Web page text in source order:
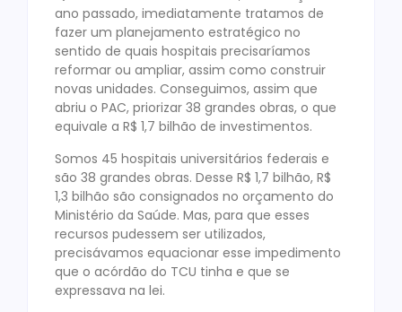
ano passado, imediatamente tratamos de
fazer um planejamento estratégico no
sentido de quais hospitais precisaríamos
reformar ou ampliar, assim como construir
novas unidades. Conseguimos, assim que
abriu o PAC, priorizar 38 grandes obras, o que
equivale a R$ 1,7 bilhão de investimentos.
Somos 45 hospitais universitários federais e
são 38 grandes obras. Desse R$ 1,7 bilhão, R$
1,3 bilhão são consignados no orçamento do
Ministério da Saúde. Mas, para que esses
recursos pudessem ser utilizados,
precisávamos equacionar esse impedimento
que o acórdão do TCU tinha e que se
expressava na lei.